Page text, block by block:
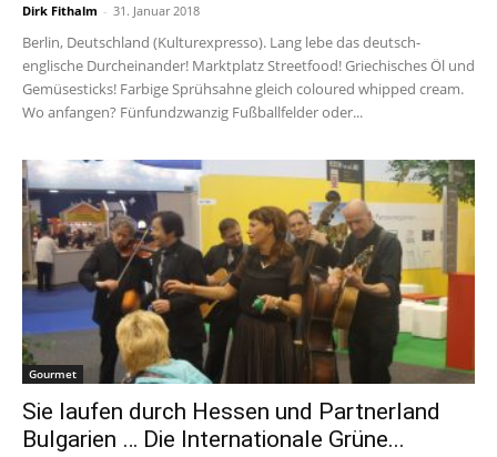
Dirk Fithalm - 31. Januar 2018
Berlin, Deutschland (Kulturexpresso). Lang lebe das deutsch-
englische Durcheinander! Marktplatz Streetfood! Griechisches Öl und
Gemüsesticks! Farbige Sprühsahne gleich coloured whipped cream.
Wo anfangen? Fünfundzwanzig Fußballfelder oder...
Gourmet
Sie laufen durch Hessen und Partnerland
Bulgarien … Die Internationale Grüne...